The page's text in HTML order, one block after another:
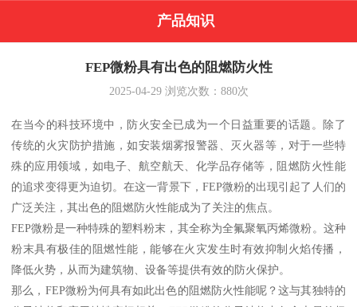
产品知识
FEP微粉具有出色的阻燃防火性
2025-04-29浏览次数： 880次
在当今的科技环境中，防火安全已成为一个日益重要的话题。除了
传统的火灾防护措施，如安装烟雾报警器、灭火器等，对于一些特
殊的应用领域，如电子、航空航天、化学品存储等，阻燃防火性能
的追求变得更为迫切。在这一背景下，FEP微粉的出现引起了人们的
广泛关注，其出色的阻燃防火性能成为了关注的焦点。
FEP微粉是一种特殊的塑料粉末，其全称为全氟聚氧丙烯微粉。这种
粉末具有极佳的阻燃性能，能够在火灾发生时有效抑制火焰传播，
降低火势，从而为建筑物、设备等提供有效的防火保护。
那么，FEP微粉为何具有如此出色的阻燃防火性能呢？这与其独特的